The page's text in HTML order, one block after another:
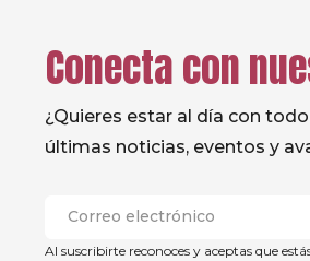
Conecta con
¿Quieres estar al día con
últimas noticias, eventos y
Al suscribirte reconoces y aceptas que